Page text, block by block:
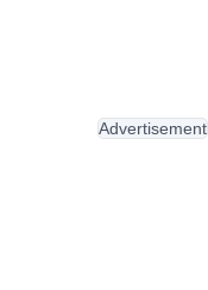
Advertisement